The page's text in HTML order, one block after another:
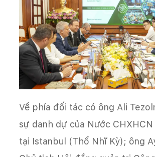
Về phía đối tác có ông Ali
sự danh dự của Nước
tại Istanbul (Thổ Nhĩ Kỳ); ông